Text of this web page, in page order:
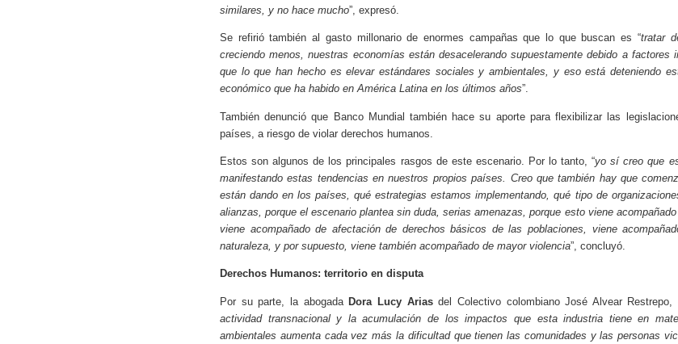
similares, y no hace mucho”, expresó.
Se refirió también al gasto millonario de enormes campañas que lo que buscan es “tratar
creciendo menos, nuestras economías están desacelerando supuestamente debido a
que lo que han hecho es elevar estándares sociales y ambientales, y eso está deteniendo
económico que ha habido en América Latina en los últimos años”.
También denunció que Banco Mundial también hace su aporte para flexibilizar las
países, a riesgo de violar derechos humanos.
Estos son algunos de los principales rasgos de este escenario. Por lo tanto, “yo sí creo que
manifestando estas tendencias en nuestros propios países. Creo que también hay que
están dando en los países, qué estrategias estamos implementando, qué tipo de
alianzas, porque el escenario plantea sin duda, serias amenazas, porque esto viene
viene acompañado de afectación de derechos básicos de las poblaciones, viene
naturaleza, y por supuesto, viene también acompañado de mayor violencia”, concluyó.
Derechos Humanos: territorio en disputa
Por su parte, la abogadaDora Lucy Ariasdel Colectivo colombiano José Alvear Restrepo,
actividad transnacional y la acumulación de los impactos que esta industria tiene en
ambientales aumenta cada vez más la dificultad que tienen las comunidades y las personas